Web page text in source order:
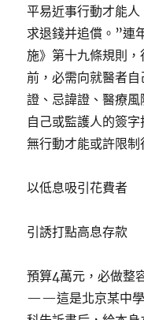
平易近事行動才能
求退錢并追償。”連
施》第十九條規則
前，必需向就醫者
證、忌諱證、醫療
自己或監護人的簽
無行動才能或許限制
以低息吸引花費者
引誘打點高息存款
預算4萬元，必做整
——這是北京某中學